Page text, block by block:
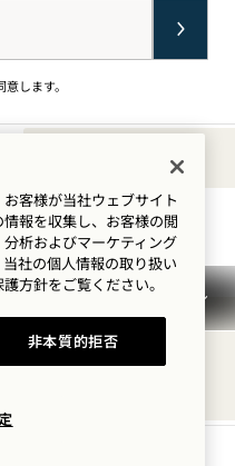
Sounds of 1
意します。
YouTube
1
見
LinkedIn
で1
Hotels
を見
る
Spotify
で1
Hotels
を聴
く
内
ー
アクセシビリティ
Cookie Settings
客様が当社ウェブサイト
報を収集し、お客様の閲
析およびマーケティング
社の個人情報の取り扱い
方針をご覧ください。
非本質的拒否